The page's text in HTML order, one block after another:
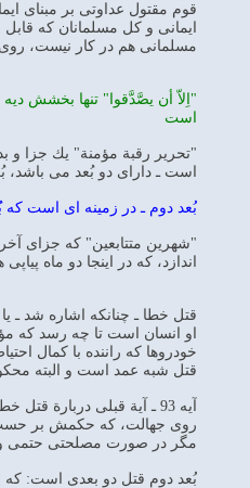
قوم مقتول عداوتى بر مبناى
ايمانى و كل مسلمانان كه
مسلمانى هم در كار نيست،
"اِلاّ أن يصَّدَّقوا" تنها بخشش
است
"تحرير رقبة مؤمنة" يك جزا و
است ـ داراى دو بُعد مى
بُعد دوم ـ در زمينه اى است كه
"شهرين متتابعين" كه جزاى
اندازد، كه در اينجا دو ماه
قتل خطا ـ چنانكه اشاره شد ـ
او انسان است تا چه رسد كه
خودروها كه راننده با كمال
قتل شبه عمد است و البته
آيه 93 ـ آية قبلى
روى جهالت، كه حكمش بر حسب
مگر در صورت مصلحتى حتمى و
بُعد دوم قتل دو بعدى است: كه